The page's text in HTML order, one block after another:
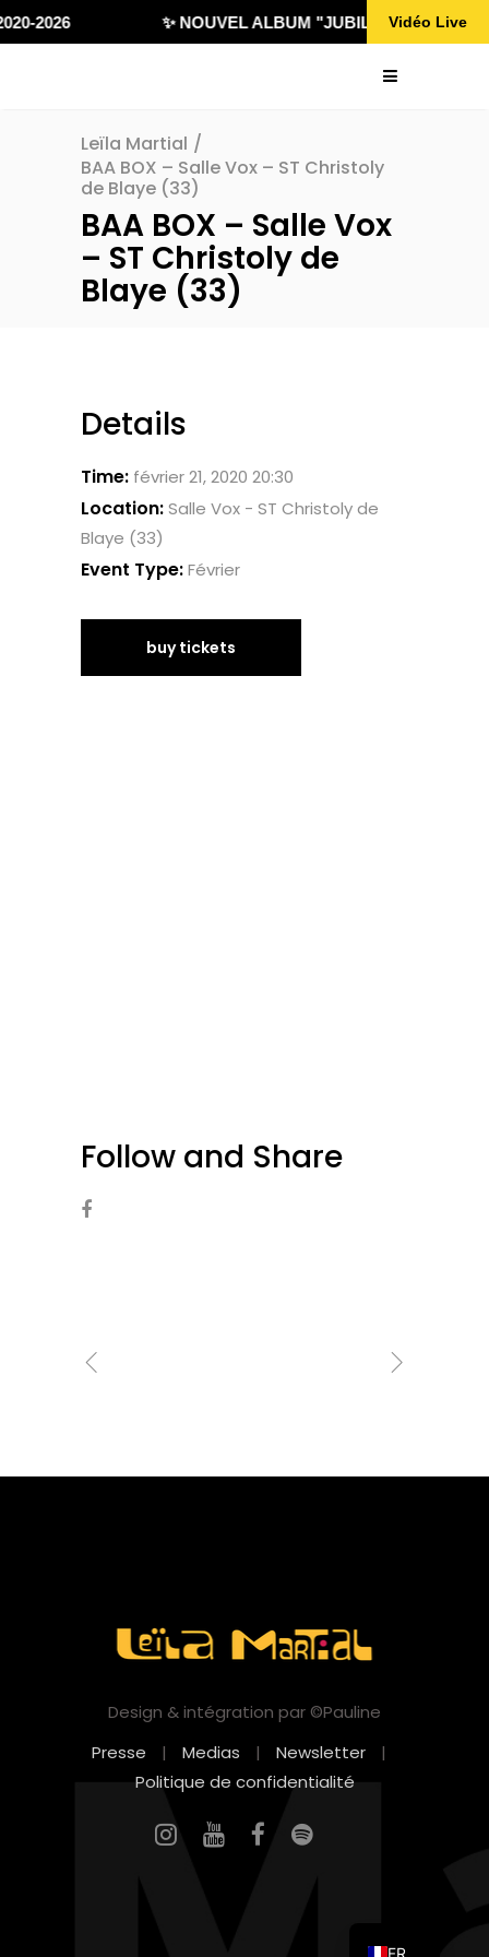
2026 ✨ NOUVEL ALBUM "JUBILÄ 432"Vidéo Live
Leïla Martial /
BAA BOX – Salle Vox – ST Christoly
de Blaye (33)
BAA BOX – Salle Vox
– ST Christoly de
Blaye (33)
Details
Time: février 21, 2020 20:30
Location:Salle Vox - ST Christoly de
Blaye (33)
Event Type:Février
buy tickets
Follow and Share
Design & intégration par ©Pauline
Presse
| Medias | Newsletter
|
Politique de confidentialité
FR